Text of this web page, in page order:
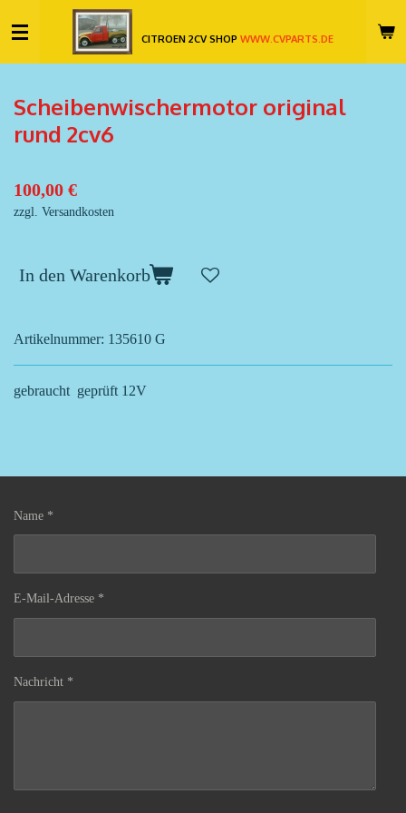
Hauptinhalt
springen
CITROEN 2CV SHOPWWW.CVPARTS.DE
Scheibenwischermotor original
rund 2cv6
100,00 €
zzgl. Versandkosten
In den Warenkorb
Artikelnummer: 135610 G
gebraucht geprüft 12V
Name *
E-Mail-Adresse *
Nachricht *